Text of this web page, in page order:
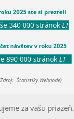
2025 ste si prezreli
340 000 stránok LT
návštev v roku 2025
890 000 stránok LT
Štatistiky Webnode)
za vašu priazeň.